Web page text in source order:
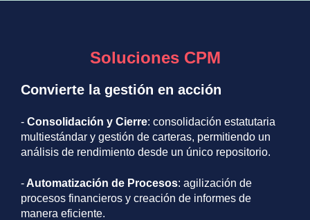
Soluciones CPM
Convierte la gestión en acción
- Consolidación y Cierre: consolidación estatutaria
multiestándar y gestión de carteras, permitiendo un
análisis de rendimiento desde un único repositorio.
- Automatización de Procesos: agilización de
procesos financieros y creación de informes de
manera eficiente.